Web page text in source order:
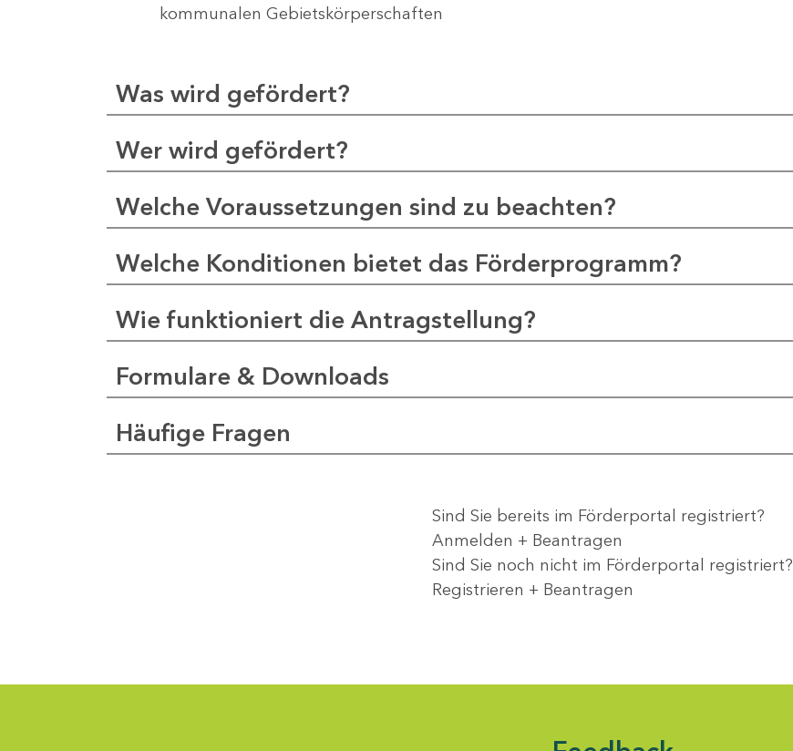
kommunalen Gebietskörperschaften
Was wird gefördert?
Wer wird gefördert?
Welche Voraussetzungen sind zu beachten?
Welche Konditionen bietet das Förderprogramm?
Wie funktioniert die Antragstellung?
Formulare & Downloads
Häufige Fragen
Sind Sie bereits im Förderportal registriert?
Anmelden + Beantragen
Sind Sie noch nicht im Förderportal registriert?
Registrieren + Beantragen